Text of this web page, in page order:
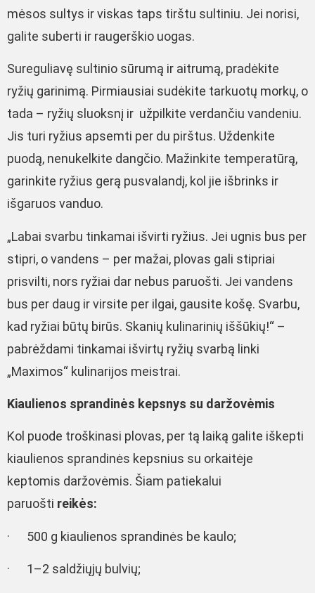
mėsos sultys ir viskas taps tirštu sultiniu. Jei norisi,
galite suberti ir raugerškio uogas.
Sureguliavę sultinio sūrumą ir aitrumą, pradėkite
ryžių garinimą. Pirmiausiai sudėkite tarkuotų morkų, o
tada – ryžių sluoksnį ir užpilkite verdančiu vandeniu.
Jis turi ryžius apsemti per du pirštus. Uždenkite
puodą, nenukelkite dangčio. Mažinkite temperatūrą,
garinkite ryžius gerą pusvalandį, kol jie išbrinks ir
išgaruos vanduo.
„Labai svarbu tinkamai išvirti ryžius. Jei ugnis bus per
stipri, o vandens – per mažai, plovas gali stipriai
prisvilti, nors ryžiai dar nebus paruošti. Jei vandens
bus per daug ir virsite per ilgai, gausite košę. Svarbu,
kad ryžiai būtų birūs. Skanių kulinarinių iššūkių!“ –
pabrėždami tinkamai išvirtų ryžių svarbą linki
„Maximos“ kulinarijos meistrai.
Kiaulienos sprandinės kepsnys su daržovėmis
Kol puode troškinasi plovas, per tą laiką galite iškepti
kiaulienos sprandinės kepsnius su orkaitėje
keptomis daržovėmis. Šiam patiekalui
paruošti reikės:
· 500 g kiaulienos sprandinės be kaulo;
· 1–2 saldžiųjų bulvių;